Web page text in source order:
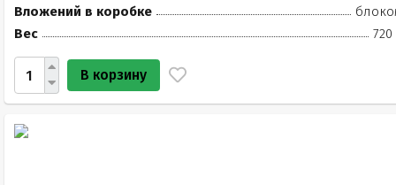
Вложений в коробке
Вес
720
В корзину